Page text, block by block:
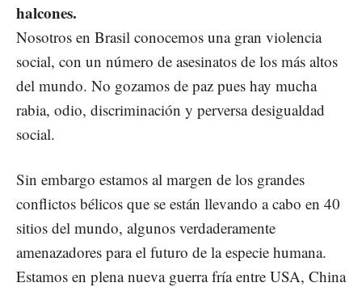
halcones.
Nosotros en Brasil conocemos una gran violencia
social, con un número de asesinatos de los más altos
del mundo. No gozamos de paz pues hay mucha
rabia, odio, discriminación y perversa desigualdad
social.
Sin embargo estamos al margen de los grandes
conflictos bélicos que se están llevando a cabo en 40
sitios del mundo, algunos verdaderamente
amenazadores para el futuro de la especie humana.
Estamos en plena nueva guerra fría entre USA, China